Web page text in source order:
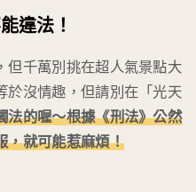
違法！
但千萬別挑在超人氣景點大
於沒情趣，但請別在「光天
法的喔～根據《刑法》公然
，就可能惹麻煩！